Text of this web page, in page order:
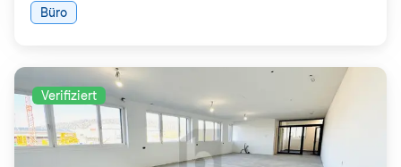
Büro
Verifiziert